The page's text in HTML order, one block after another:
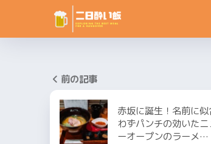
前の記事
赤坂に誕生！名前に似
わずパンチの効いたニ
ーオープンのラーメ…